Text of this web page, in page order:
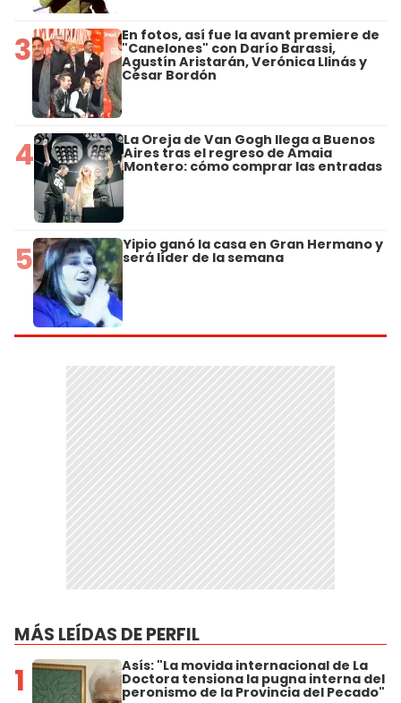
3 En fotos, así fue la avant premiere de
"Canelones" con Darío Barassi,
Agustín Aristarán, Verónica Llinás y
César Bordón
4 La Oreja de Van Gogh llega a Buenos
Aires tras el regreso de Amaia
Montero: cómo comprar las entradas
5 Yipio ganó la casa en Gran Hermano y
será líder de la semana
MÁS LEÍDAS DE PERFIL
1 Asís: "La movida internacional de La
Doctora tensiona la pugna interna del
peronismo de la Provincia del Pecado"